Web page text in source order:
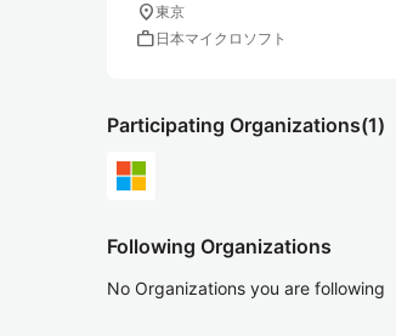
location_on東京
work 日本マイクロソフト
Participating Organizations(1)
Following Organizations
No Organizations you are following